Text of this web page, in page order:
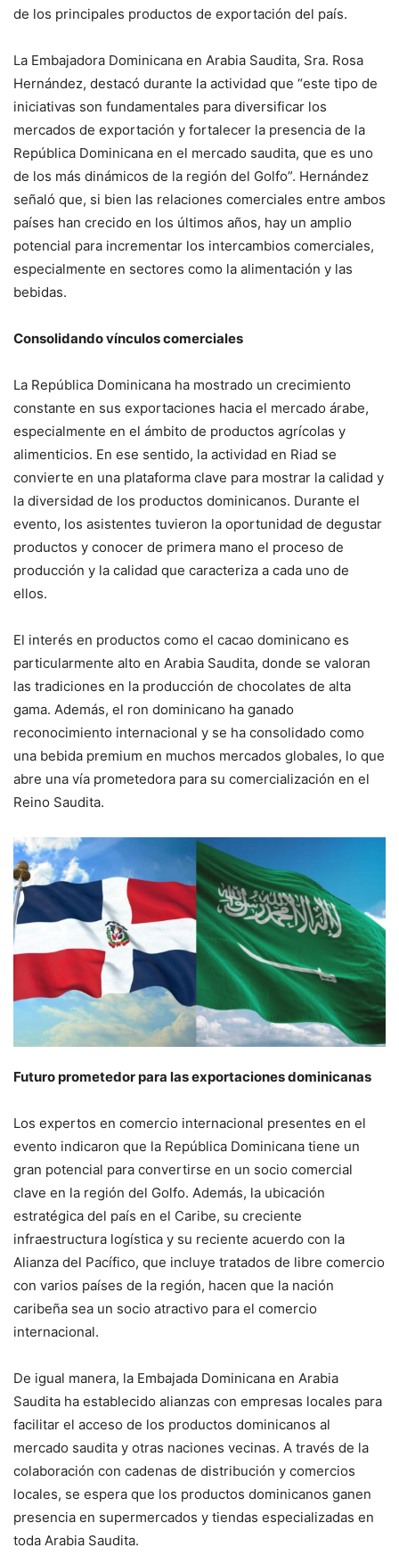
de los principales productos de exportación del país.
La Embajadora Dominicana en Arabia Saudita, Sra. Rosa
Hernández, destacó durante la actividad que “este tipo de
iniciativas son fundamentales para diversificar los
mercados de exportación y fortalecer la presencia de la
República Dominicana en el mercado saudita, que es uno
de los más dinámicos de la región del Golfo”. Hernández
señaló que, si bien las relaciones comerciales entre ambos
países han crecido en los últimos años, hay un amplio
potencial para incrementar los intercambios comerciales,
especialmente en sectores como la alimentación y las
bebidas.
Consolidando vínculos comerciales
La República Dominicana ha mostrado un crecimiento
constante en sus exportaciones hacia el mercado árabe,
especialmente en el ámbito de productos agrícolas y
alimenticios. En ese sentido, la actividad en Riad se
convierte en una plataforma clave para mostrar la calidad y
la diversidad de los productos dominicanos. Durante el
evento, los asistentes tuvieron la oportunidad de degustar
productos y conocer de primera mano el proceso de
producción y la calidad que caracteriza a cada uno de
ellos.
El interés en productos como el cacao dominicano es
particularmente alto en Arabia Saudita, donde se valoran
las tradiciones en la producción de chocolates de alta
gama. Además, el ron dominicano ha ganado
reconocimiento internacional y se ha consolidado como
una bebida premium en muchos mercados globales, lo que
abre una vía prometedora para su comercialización en el
Reino Saudita.
Futuro prometedor para las exportaciones dominicanas
Los expertos en comercio internacional presentes en el
evento indicaron que la República Dominicana tiene un
gran potencial para convertirse en un socio comercial
clave en la región del Golfo. Además, la ubicación
estratégica del país en el Caribe, su creciente
infraestructura logística y su reciente acuerdo con la
Alianza del Pacífico, que incluye tratados de libre comercio
con varios países de la región, hacen que la nación
caribeña sea un socio atractivo para el comercio
internacional.
De igual manera, la Embajada Dominicana en Arabia
Saudita ha establecido alianzas con empresas locales para
facilitar el acceso de los productos dominicanos al
mercado saudita y otras naciones vecinas. A través de la
colaboración con cadenas de distribución y comercios
locales, se espera que los productos dominicanos ganen
presencia en supermercados y tiendas especializadas en
toda Arabia Saudita.